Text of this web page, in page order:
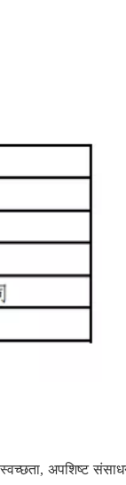
स्वच्छता, अपशिष्ट